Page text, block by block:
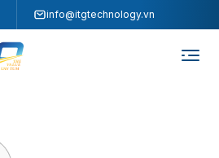
info@itgtechnology.vn